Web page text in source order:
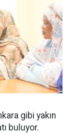
gibi yakın
buluyor.